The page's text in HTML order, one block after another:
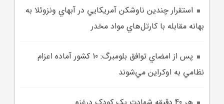
استقرار چندين ناوشکن آمريکايي در آبهاي ونزوئلا به
بهانه مقابله با کارتل‌هاي مواد مخدر
پس از امضاي توافق بلومبرگ: 10 کشور آماده اعزام
نظامي به اوکراين مي‌شوند